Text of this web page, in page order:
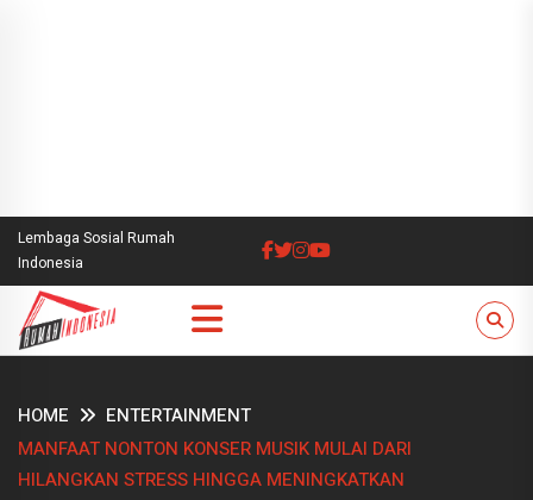
Lembaga Sosial Rumah
Indonesia
HOME
ENTERTAINMENT
MANFAAT NONTON KONSER MUSIK MULAI DARI
HILANGKAN STRESS HINGGA MENINGKATKAN